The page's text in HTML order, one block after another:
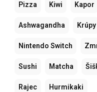
Pizza Kiwi Kapor
Ashwagandha Krúpy
Nintendo Switch
Sushi Matcha
Rajec Hurmikaki